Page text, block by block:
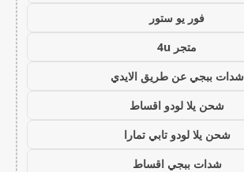
فور يو ستور
متجر 4u
شدات ببجي عن طريق الايدي
شحن يلا لودو اقساط
شحن يلا لودو تابي تمارا
شدات ببجي اقساط